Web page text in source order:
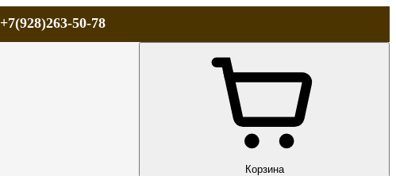
+7(928)263-50-78
ДОСТАВКА
Корзина